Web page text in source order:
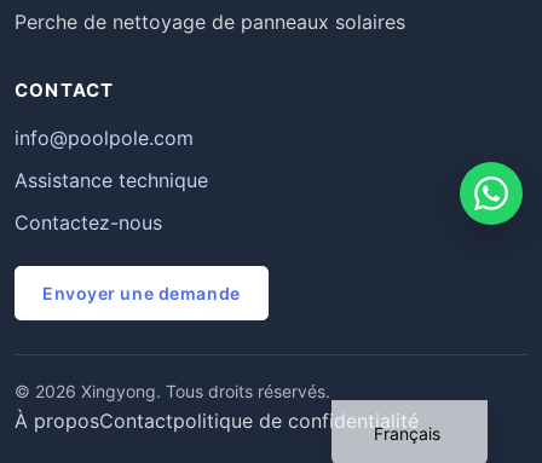
Perche de nettoyage de panneaux solaires
CONTACT
info@poolpole.com
Assistance technique
Contactez-nous
Envoyer une demande
© 2026 Xingyong. Tous droits réservés.
À proposContactpolitique de confidentialité
Français
Español